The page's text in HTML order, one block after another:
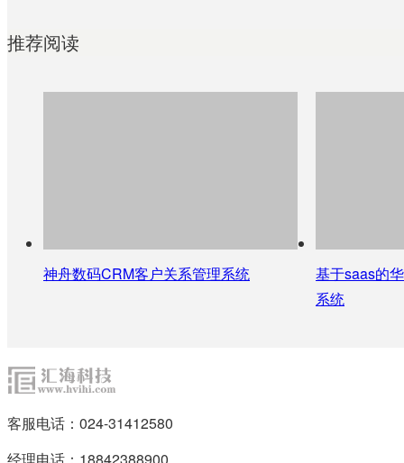
推荐阅读
神舟数码CRM客户关系管理系统
基于saas的
系统
客服电话：024-31412580
经理电话：18842388900